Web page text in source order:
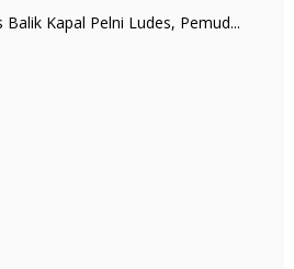
Balik Kapal Pelni Ludes, Pemud...